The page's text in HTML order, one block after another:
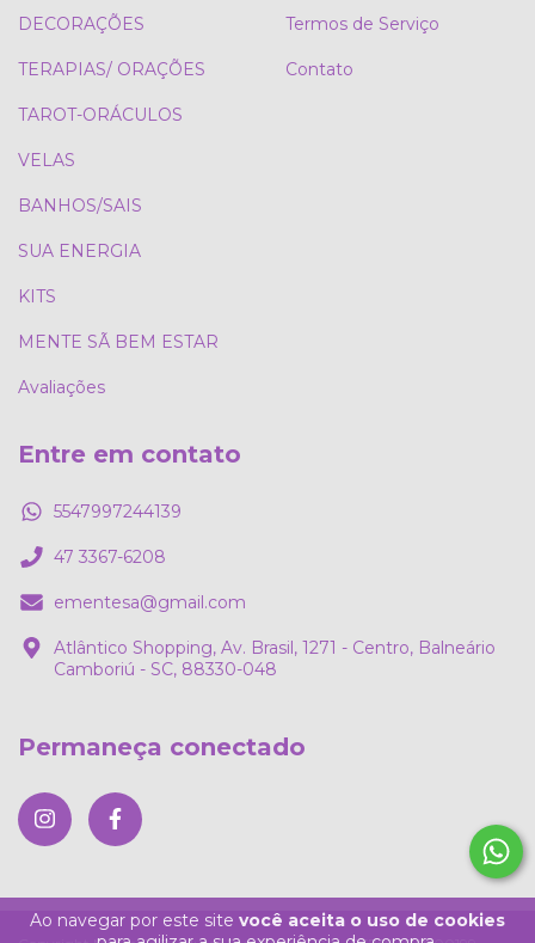
Ao navegar por este site você aceita o uso de cookies
DECORAÇÕES
TERAPIAS/ ORAÇÕES
TAROT-ORÁCULOS
VELAS
BANHOS/SAIS
SUA ENERGIA
KITS
MENTE SÃ BEM ESTAR
Avaliações
Termos de Serviço
Contato
Entre em contato
5547997244139
47 3367-6208
ementesa@gmail.com
Atlântico Shopping, Av. Brasil, 1271 - Centro, Balneário
Camboriú - SC, 88330-048
Permaneça conectado